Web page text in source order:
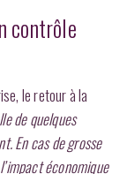
contrôle
le retour à la
de quelques
En cas de grosse
économique